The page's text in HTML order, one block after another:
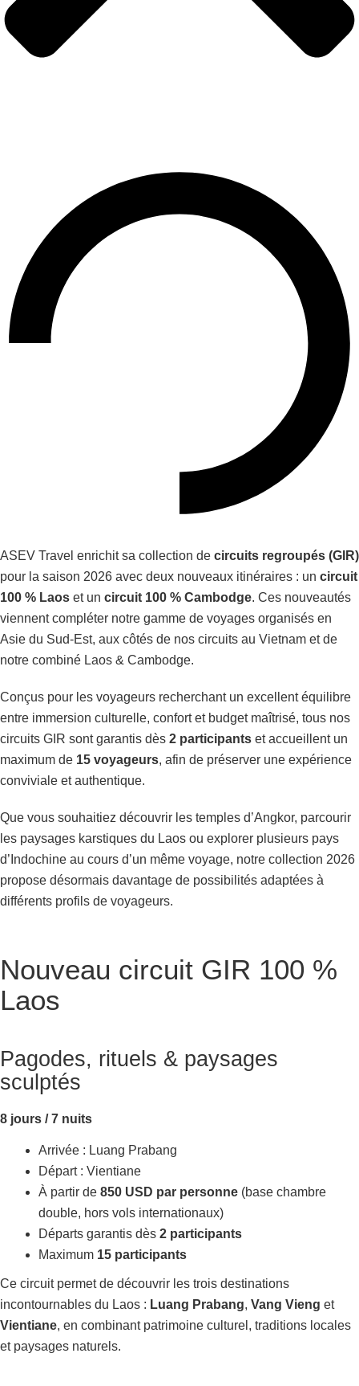
ASEV Travel enrichit sa collection de circuits regroupés (GIR)
pour la saison 2026 avec deux nouveaux itinéraires : un circuit
100 % Laos et un circuit 100 % Cambodge. Ces nouveautés
viennent compléter notre gamme de voyages organisés en
Asie du Sud-Est, aux côtés de nos circuits au Vietnam et de
notre combiné Laos & Cambodge.
Conçus pour les voyageurs recherchant un excellent équilibre
entre immersion culturelle, confort et budget maîtrisé, tous nos
circuits GIR sont garantis dès 2 participants et accueillent un
maximum de 15 voyageurs, afin de préserver une expérience
conviviale et authentique.
Que vous souhaitiez découvrir les temples d’Angkor, parcourir
les paysages karstiques du Laos ou explorer plusieurs pays
d’Indochine au cours d’un même voyage, notre collection 2026
propose désormais davantage de possibilités adaptées à
différents profils de voyageurs.
Nouveau circuit GIR 100 %
Laos
Pagodes, rituels & paysages
sculptés
8 jours / 7 nuits
Arrivée : Luang Prabang
Départ : Vientiane
À partir de 850 USD par personne (base chambre
double, hors vols internationaux)
Départs garantis dès 2 participants
Maximum 15 participants
Ce circuit permet de découvrir les trois destinations
incontournables du Laos : Luang Prabang, Vang Vieng et
Vientiane, en combinant patrimoine culturel, traditions locales
et paysages naturels.